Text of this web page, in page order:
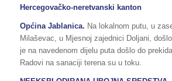
Hercegovačko-neretvanski kanton
Općina Jablanica. Na lokalnom putu, u
Milaševac, u Mjesnoj zajednici Doljani,
je na navedenom dijelu puta došlo do
Radovi na sanaciji terena su u toku.